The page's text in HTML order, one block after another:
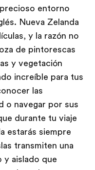
entorno
Nueva Zelanda
y la razón no
de pintorescas
y vegetación
increíble para tus
las
o navegar por sus
durante tu viaje
estarás siempre
transmiten una
y aislado que